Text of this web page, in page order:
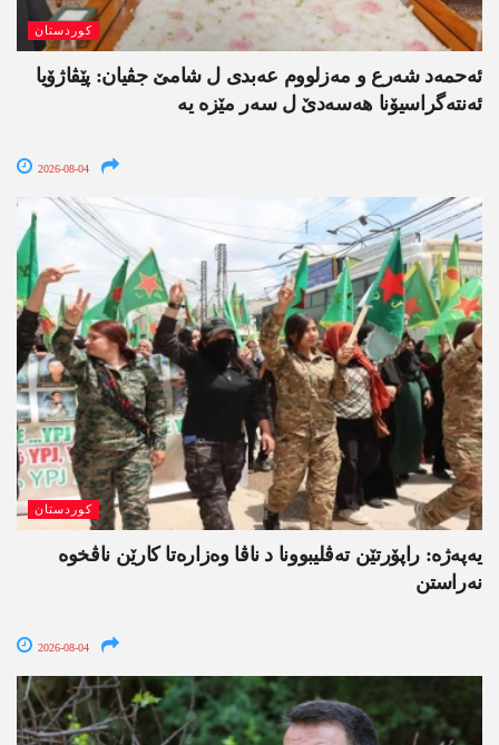
کوردستان
ئەحمەد شەرع و مەزلووم عەبدی ل شامێ جڤیان: پێڤاژۆیا
ئەنتەگراسیۆنا ھەسەدێ ل سەر مێزە یە
2026-08-04
کوردستان
یەپەژە: راپۆرتێن تەڤلیبوونا د ناڤا وەزارەتا کارێن ناڤخوە
نەراستن
2026-08-04